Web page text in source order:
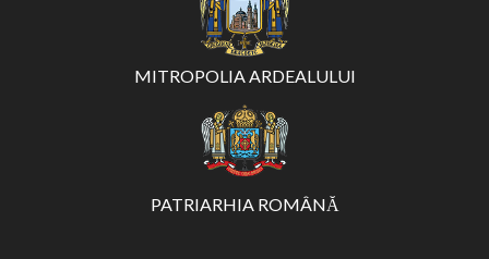
MITROPOLIA ARDEALULUI
PATRIARHIA ROMÂNĂ